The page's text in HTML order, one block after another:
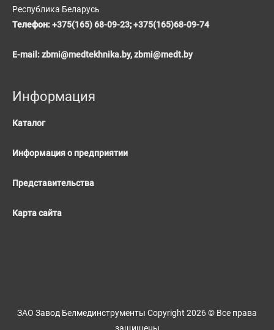
Республика Беларусь
Телефон:+375(165) 68-09-23;+375(165)68-09-74
E-mail:zbmi@medtekhnika.by,zbmi@medt.by
Информация
Каталог
Информация о предприятии
Представительства
Карта сайта
ЗАО Завод Белмединструменты Copyright 2026 © Все права
защищены